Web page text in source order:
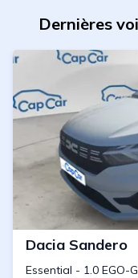
Dernières
Dacia Sandero
Essential - 1.0 EGO-